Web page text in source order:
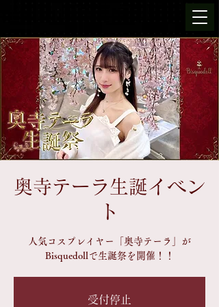
奥寺テーラ生誕イベン
ト
人気コスプレイヤー「奥寺テーラ」が
Bisquedollで生誕祭を開催！！
受付停止